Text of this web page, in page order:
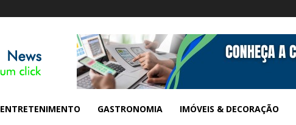
ENTRETENIMENTO GASTRONOMIA IMÓVEIS & DECORAÇÃO